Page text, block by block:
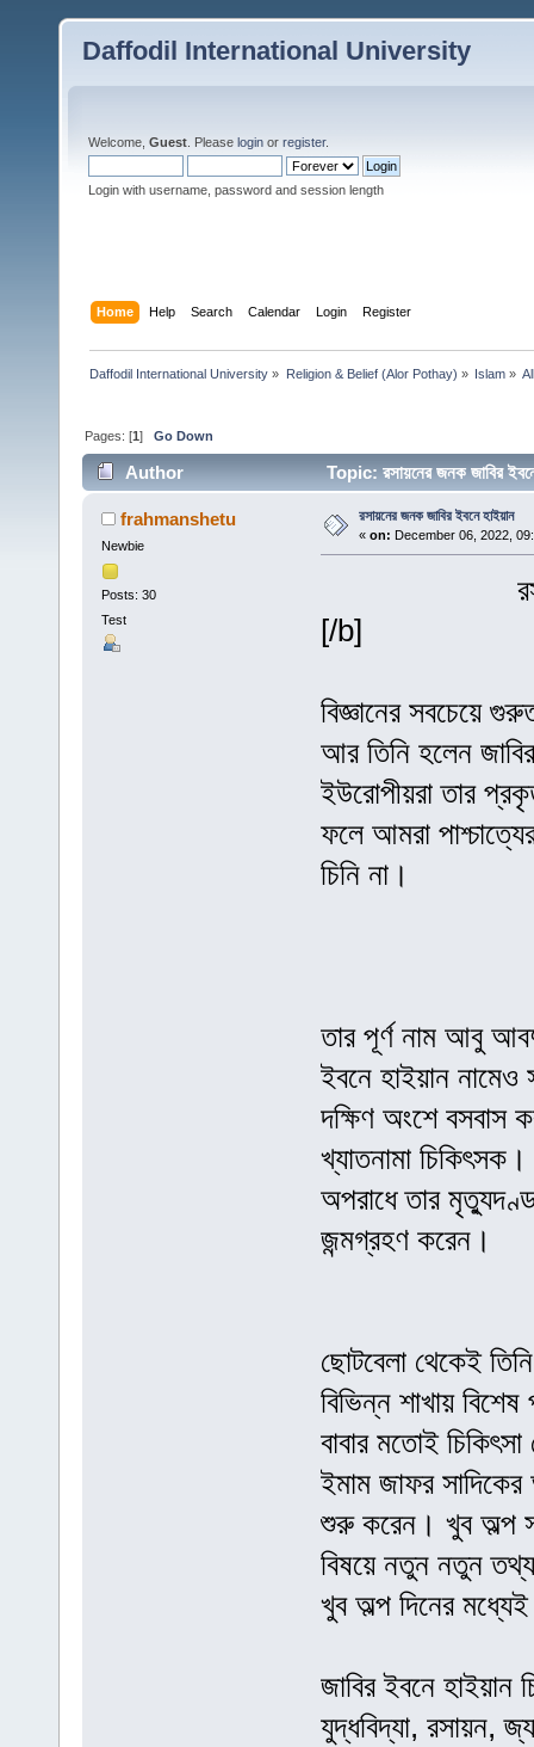
Daffodil International University
Welcome, Guest . Please login or register.
Login with username, password and session length
Home Help Search Calendar Login Register
Daffodil International University » Religion & Belief (Alor Pothay) » Islam»
Pages: [1]Go Down
Author Topic: রসায়নের জনক জাবির
frahmanshetu
Newbie
Posts: 30
Test
রসায়নের জনক জাবির ইবনে হাইয়ান
« on: December 06, 2022,
[/b]
বিজ্ঞানের সবচেয়ে
আর তিনি হলেন
ইউরোপীয়রা তার
ফলে আমরা
চিনি না।
তার পূর্ণ নাম আবু
ইবনে হাইয়ান নামেও
দক্ষিণ অংশে বসবাস
খ্যাতনামা
অপরাধে তার
জন্মগ্রহণ করেন।
ছোটবেলা থেকেই
বিভিন্ন শাখায়
বাবার মতোই
ইমাম জাফর সাদিকের
শুরু করেন। খুব অল্প
বিষয়ে নতুন নতুন
খুব অল্প দিনের মধ্যেই
জাবির ইবনে হাইয়ান
যুদ্ধবিদ্যা, রসায়ন,